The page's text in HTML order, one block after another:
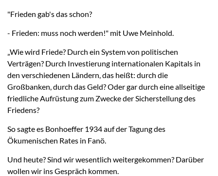
"Frieden gab's das schon?
- Frieden: muss noch werden!" mit Uwe Meinhold.
„Wie wird Friede? Durch ein System von politischen
Verträgen? Durch Investierung internationalen Kapitals in
den verschiedenen Ländern, das heißt: durch die
Großbanken, durch das Geld? Oder gar durch eine allseitige
friedliche Aufrüstung zum Zwecke der Sicherstellung des
Friedens?
So sagte es Bonhoeffer 1934 auf der Tagung des
Ökumenischen Rates in Fanö.
Und heute? Sind wir wesentlich weitergekommen? Darüber
wollen wir ins Gespräch kommen.